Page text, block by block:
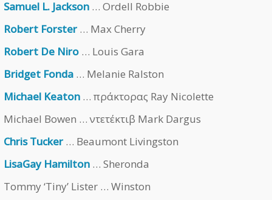
Samuel L. Jackson … Ordell Robbie
Robert Forster … Max Cherry
Robert De Niro … Louis Gara
Bridget Fonda … Melanie Ralston
Michael Keaton … πράκτορας Ray Nicolette
Michael Bowen … ντετέκτιβ Mark Dargus
Chris Tucker … Beaumont Livingston
LisaGay Hamilton … Sheronda
Tommy ‘Tiny’ Lister … Winston